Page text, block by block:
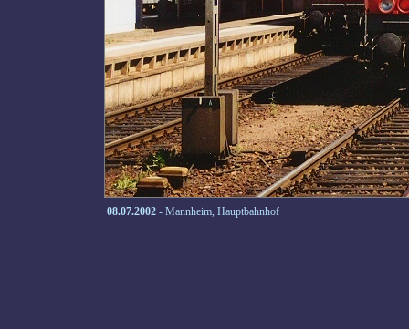
08.07.2002 - Mannheim, Hauptbahnhof